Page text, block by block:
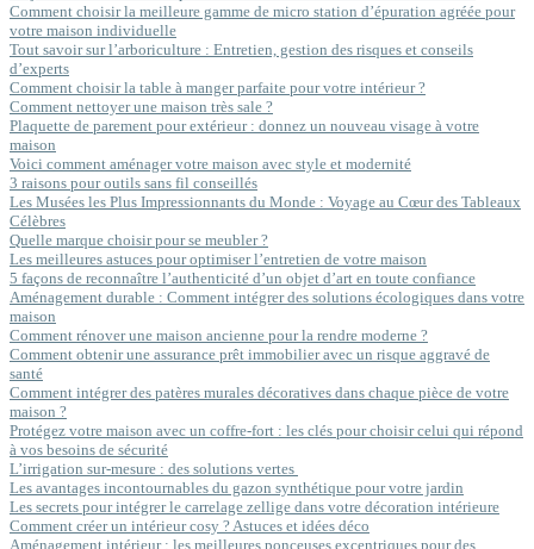
Comment choisir la meilleure gamme de micro station d’épuration agréée pour
votre maison individuelle
Tout savoir sur l’arboriculture : Entretien, gestion des risques et conseils
d’experts
Comment choisir la table à manger parfaite pour votre intérieur ?
Comment nettoyer une maison très sale ?
Plaquette de parement pour extérieur : donnez un nouveau visage à votre
maison
Voici comment aménager votre maison avec style et modernité
3 raisons pour outils sans fil conseillés
Les Musées les Plus Impressionnants du Monde : Voyage au Cœur des Tableaux
Célèbres
Quelle marque choisir pour se meubler ?
Les meilleures astuces pour optimiser l’entretien de votre maison
5 façons de reconnaître l’authenticité d’un objet d’art en toute confiance
Aménagement durable : Comment intégrer des solutions écologiques dans votre
maison
Comment rénover une maison ancienne pour la rendre moderne ?
Comment obtenir une assurance prêt immobilier avec un risque aggravé de
santé
Comment intégrer des patères murales décoratives dans chaque pièce de votre
maison ?
Protégez votre maison avec un coffre-fort : les clés pour choisir celui qui répond
à vos besoins de sécurité
L’irrigation sur-mesure : des solutions vertes
Les avantages incontournables du gazon synthétique pour votre jardin
Les secrets pour intégrer le carrelage zellige dans votre décoration intérieure
Comment créer un intérieur cosy ? Astuces et idées déco
Aménagement intérieur : les meilleures ponceuses excentriques pour des